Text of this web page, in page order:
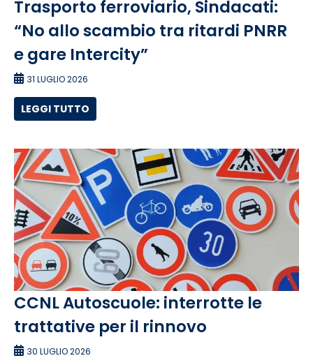
Trasporto ferroviario, Sindacati:
“No allo scambio tra ritardi PNRR
e gare Intercity”
31 LUGLIO 2026
LEGGI TUTTO
CCNL Autoscuole: interrotte le
trattative per il rinnovo
30 LUGLIO 2026